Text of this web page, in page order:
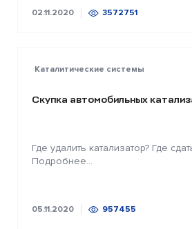
02.11.2020 3572751
Каталитические системы
Скупка автомобильных
Где удалить катализатор? Где
Подробнее...
05.11.2020 957455